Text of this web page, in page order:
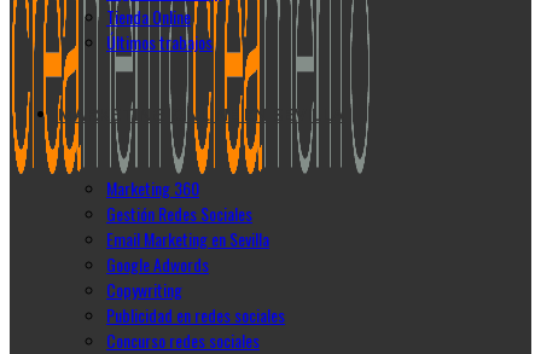
Tienda Online
Últimos trabajos
MARKETING ONLINE EN SEVILLA
Marketing 360
Gestión Redes Sociales
Email Marketing en Sevilla
Google Adwords
Copywriting
Publicidad en redes sociales
Concurso redes sociales